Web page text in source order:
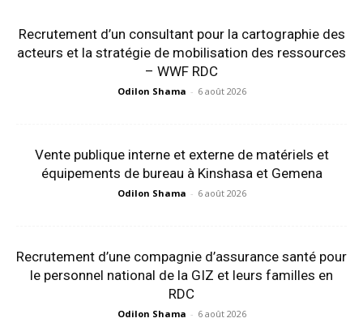
Recrutement d’un consultant pour la cartographie des
acteurs et la stratégie de mobilisation des ressources
– WWF RDC
Odilon Shama - 6 août 2026
Vente publique interne et externe de matériels et
équipements de bureau à Kinshasa et Gemena
Odilon Shama - 6 août 2026
Recrutement d’une compagnie d’assurance santé pour
le personnel national de la GIZ et leurs familles en
RDC
Odilon Shama - 6 août 2026